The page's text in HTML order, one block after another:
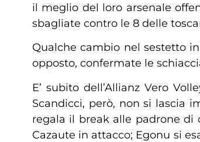
il meglio del loro arsenale
sbagliate contro le 8 delle
Qualche cambio nel sestetto
opposto, confermate le
E’ subito dell’Allianz Vero
Scandicci, però, non si lascia
regala il break alle padrone di
Cazaute in attacco; Egonu si